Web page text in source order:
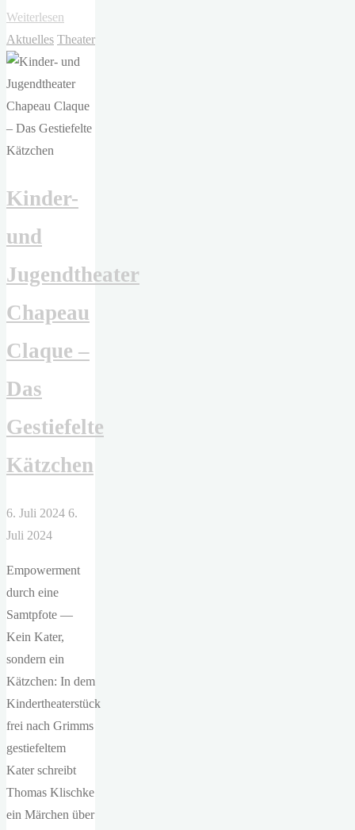
Weiterlesen
Shukla:
Schirkoa
–
In
Lies
Aktuelles Theater
Kinder-
und
Jugendtheater
Chapeau
Claque –
Das
Gestiefelte
Kätzchen
6. Juli 2024 6.
Juli 2024
Empowerment
durch eine
Samtpfote —
Kein Kater,
sondern ein
Kätzchen: In dem
Kindertheaterstück
frei nach Grimms
gestiefeltem
Kater schreibt
Thomas Klischke
ein Märchen über